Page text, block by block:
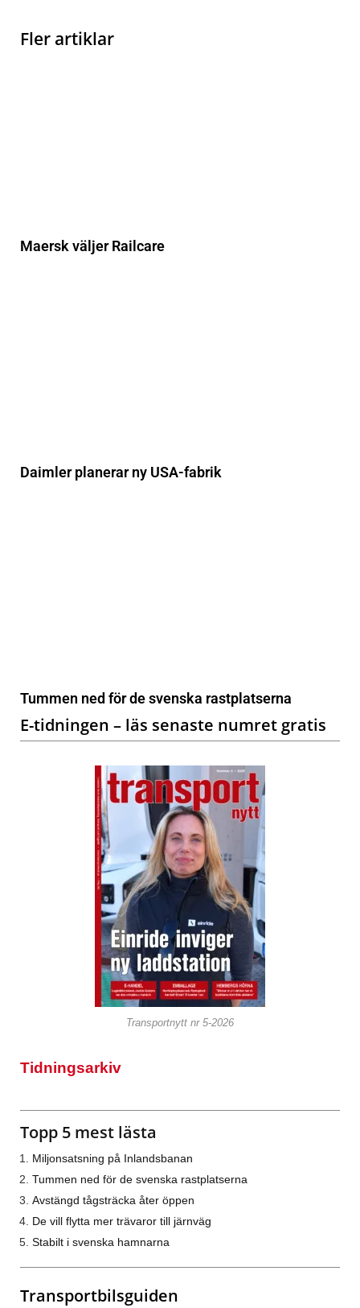
Fler artiklar
Maersk väljer Railcare
Daimler planerar ny USA-fabrik
Tummen ned för de svenska rastplatserna
E-tidningen – läs senaste numret gratis
Transportnytt nr 5-2026
Tidningsarkiv
Topp 5 mest lästa
Miljonsatsning på Inlandsbanan
Tummen ned för de svenska rastplatserna
Avstängd tågsträcka åter öppen
De vill flytta mer trävaror till järnväg
Stabilt i svenska hamnarna
Transportbilsguiden